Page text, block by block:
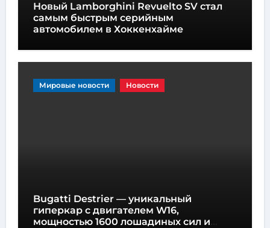
Новый Lamborghini Revuelto SV стал
самым быстрым серийным
автомобилем в Хоккенхайме
Мировые новости Новости
Bugatti Destrier — уникальный
гиперкар с двигателем W16,
мощностью 1600 лошадиных сил и